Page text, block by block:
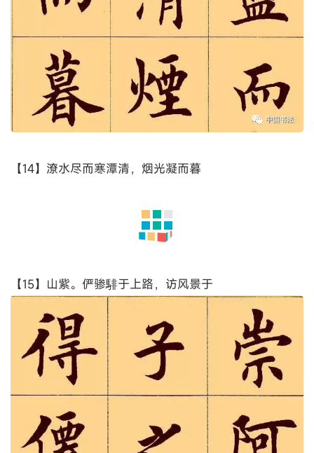
【13】躬逢胜饯。时维九月，序属三秋。